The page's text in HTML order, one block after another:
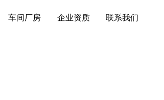
车间厂房 企业资质 联系我们